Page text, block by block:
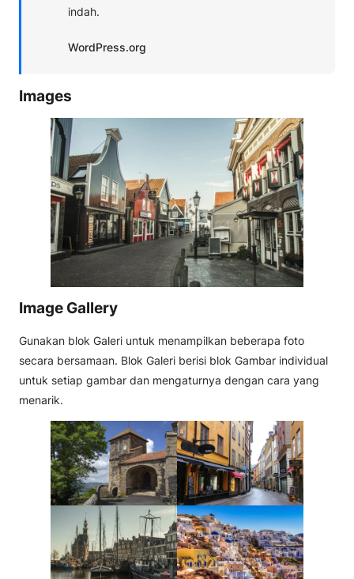
indah.
WordPress.org
Images
Image Gallery
Gunakan blok Galeri untuk menampilkan beberapa foto
secara bersamaan. Blok Galeri berisi blok Gambar individual
untuk setiap gambar dan mengaturnya dengan cara yang
menarik.